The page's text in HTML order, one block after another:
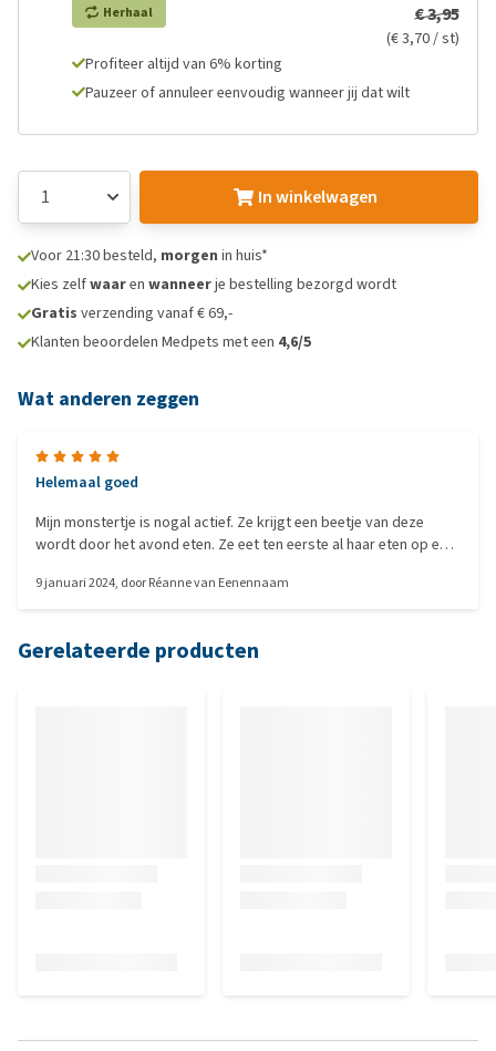
Herhaal € 3,95
(€ 3,70 / st)
Profiteer altijd van 6% korting
Pauzeer of annuleer eenvoudig wanneer jij dat wilt
In winkelwagen
Voor 21:30 besteld, morgen in huis*
Kies zelfwaaren wanneerje bestelling bezorgd wordt
Gratis verzending vanaf € 69,-
Klanten beoordelen Medpets met een 4,6/5
Wat anderen zeggen
Helemaal goed
Mijn monstertje is nogal actief. Ze krijgt een beetje van deze
wordt door het avond eten. Ze eet ten eerste al haar eten op en
9 januari 2024, doorRéanne van Eenennaam
Gerelateerde producten